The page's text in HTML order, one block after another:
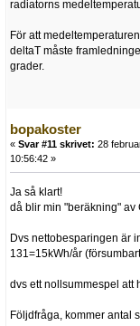
radiatorns
För att
deltaT måste
grader.
bopakoster
« Svar #11 skrivet: 28
10:56:42 »
Ja så klart!
då blir min "beräkning" av
Dvs nettobesparingen är
131=15kWh/år
dvs ett nollsummespel att
Följdfråga, kommer antal